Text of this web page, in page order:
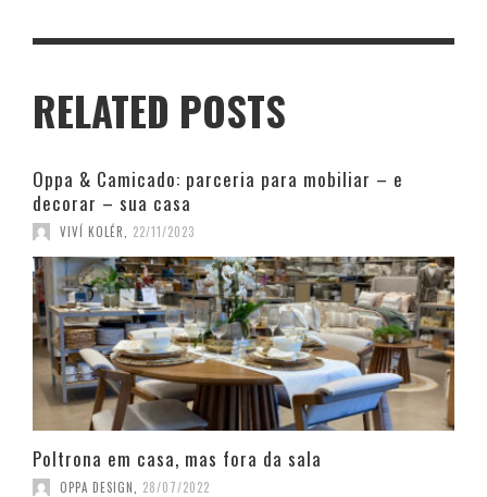
RELATED POSTS
Oppa & Camicado: parceria para mobiliar – e
decorar – sua casa
VIVÍ KOLÉR 22/11/2023
Poltrona em casa, mas fora da sala
OPPA DESIGN 28/07/2022